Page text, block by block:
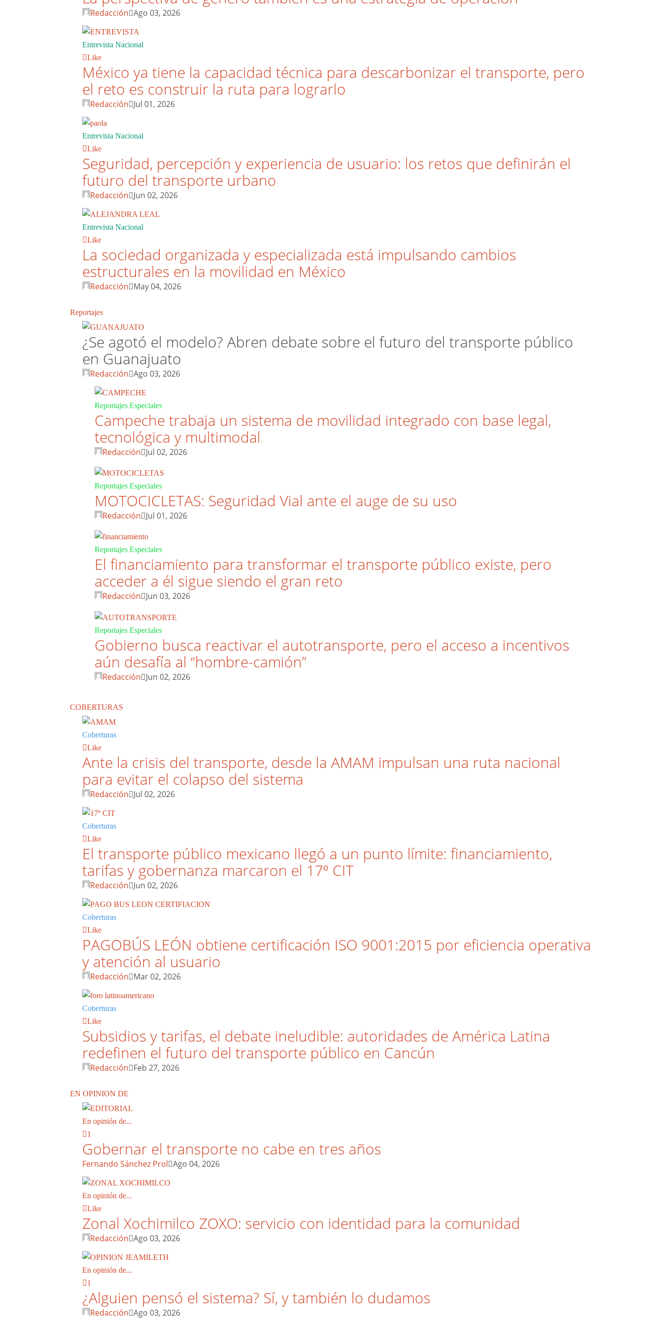
Redacción Ago 03, 2026
Entrevista Nacional
Like
México ya tiene la capacidad técnica para descarbonizar el transporte, pero
el reto es construir la ruta para lograrlo
Redacción Jul 01, 2026
Entrevista Nacional
Like
Seguridad, percepción y experiencia de usuario: los retos que definirán el
futuro del transporte urbano
Redacción Jun 02, 2026
Entrevista Nacional
Like
La sociedad organizada y especializada está impulsando cambios
estructurales en la movilidad en México
Redacción May 04, 2026
Reportajes
¿Se agotó el modelo? Abren debate sobre el futuro del transporte público
en Guanajuato
Redacción Ago 03, 2026
Reportajes Especiales
Campeche trabaja un sistema de movilidad integrado con base legal,
tecnológica y multimodal
Redacción Jul 02, 2026
Reportajes Especiales
MOTOCICLETAS: Seguridad Vial ante el auge de su uso
Redacción Jul 01, 2026
Reportajes Especiales
El financiamiento para transformar el transporte público existe, pero
acceder a él sigue siendo el gran reto
Redacción Jun 03, 2026
Reportajes Especiales
Gobierno busca reactivar el autotransporte, pero el acceso a incentivos
aún desafía al “hombre-camión”
Redacción Jun 02, 2026
COBERTURAS
Coberturas
Like
Ante la crisis del transporte, desde la AMAM impulsan una ruta nacional
para evitar el colapso del sistema
Redacción Jul 02, 2026
Coberturas
Like
El transporte público mexicano llegó a un punto límite: financiamiento,
tarifas y gobernanza marcaron el 17º CIT
Redacción Jun 02, 2026
Coberturas
Like
PAGOBÚS LEÓN obtiene certificación ISO 9001:2015 por eficiencia operativa
y atención al usuario
Redacción Mar 02, 2026
Coberturas
Like
Subsidios y tarifas, el debate ineludible: autoridades de América Latina
redefinen el futuro del transporte público en Cancún
Redacción Feb 27, 2026
EN OPINION DE
En opinión de...
1
Gobernar el transporte no cabe en tres años
Fernando Sánchez Prol Ago 04, 2026
En opinión de...
Like
Zonal Xochimilco ZOXO: servicio con identidad para la comunidad
Redacción Ago 03, 2026
En opinión de...
1
¿Alguien pensó el sistema? Sí, y también lo dudamos
Redacción Ago 03, 2026